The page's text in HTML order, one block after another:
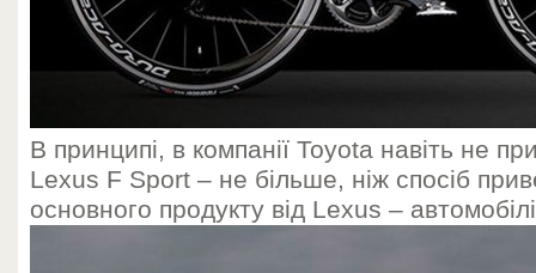
В принципі, в компанії Toyota навіть не
Lexus F Sport – не більше, ніж спосіб
основного продукту від Lexus –